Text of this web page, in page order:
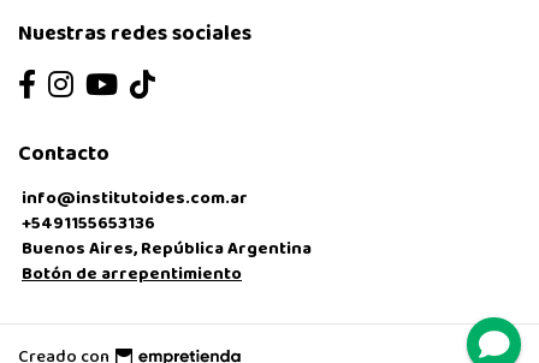
Nuestras redes sociales
Contacto
info@institutoides.com.ar
+5491155653136
Buenos Aires, República Argentina
Botón de arrepentimiento
Creado con